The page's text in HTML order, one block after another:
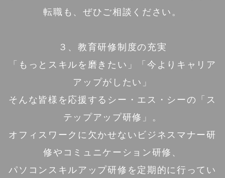
転職も、ぜひご相談ください。
３、教育研修制度の充実
「もっとスキルを磨きたい」「今よりキャリア
アップがしたい」
そんな皆様を応援するシー・エス・シーの「ス
テップアップ研修」。
オフィスワークに欠かせないビジネスマナー研
修やコミュニケーション研修、
パソコンスキルアップ研修を定期的に行ってい